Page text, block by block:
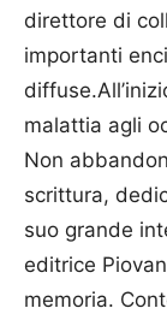
direttore di
importanti
malattia agli
Non
scrittura,
suo grande
editrice
memoria.